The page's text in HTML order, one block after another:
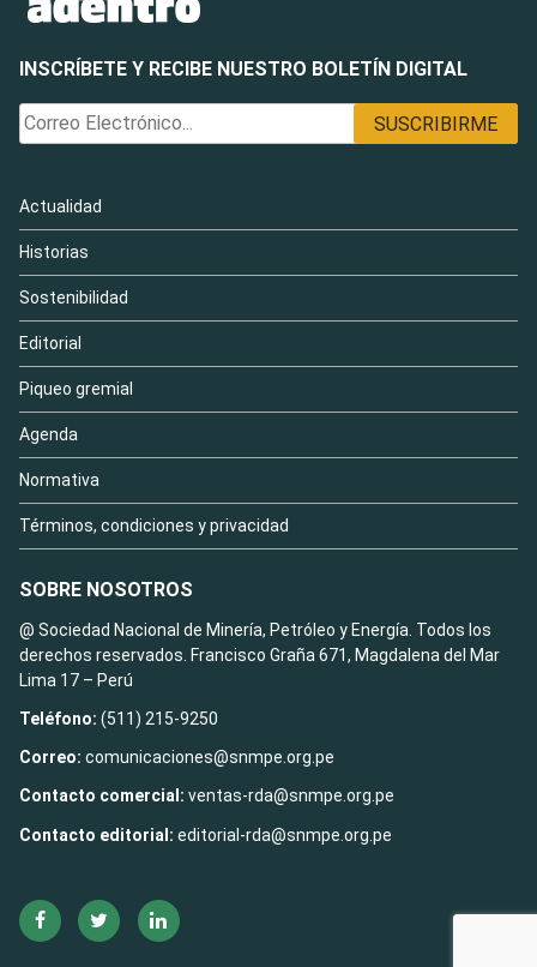
INSCRÍBETE Y RECIBE NUESTRO BOLETÍN DIGITAL
Actualidad
Historias
Sostenibilidad
Editorial
Piqueo gremial
Agenda
Normativa
Términos, condiciones y privacidad
SOBRE NOSOTROS
@ Sociedad Nacional de Minería, Petróleo y Energía. Todos los
derechos reservados. Francisco Graña 671, Magdalena del Mar
Lima 17 – Perú
Teléfono: (511) 215-9250
Correo: comunicaciones@snmpe.org.pe
Contacto comercial: ventas-rda@snmpe.org.pe
Contacto editorial: editorial-rda@snmpe.org.pe